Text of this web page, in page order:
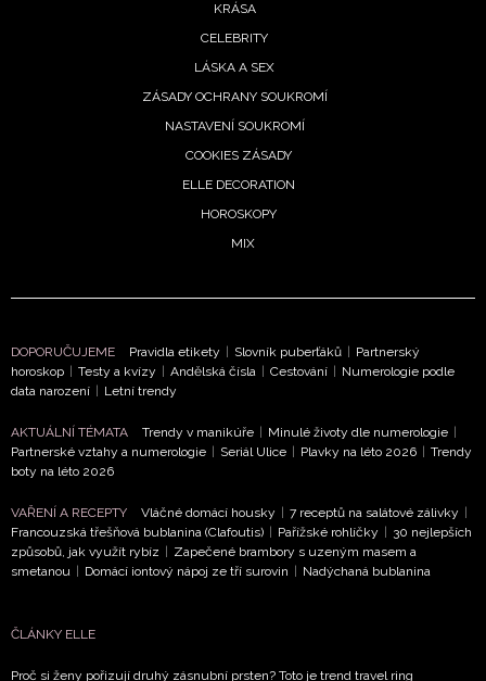
NEWSLETTER
Přihlášením k newsletteru souhlasíte s Obchodními
podmínkami společnosti BurdaMedia Extra s.r.o.
vyhodnocení akce a zasílání novinek.
KRÁSA
CELEBRITY
LÁSKA A SEX
ZÁSADY OCHRANY SOUKROMÍ
NASTAVENÍ SOUKROMÍ
COOKIES ZÁSADY
ELLE DECORATION
HOROSKOPY
MIX
DOPORUČUJEME Pravidla etikety Slovník puberťáků
Partnerský
horoskop
Testy a kvízy Andělská čísla Cestování
Numerologie podle
data narození
Letní trendy
AKTUÁLNÍ TÉMATA Trendy v manikúře Minulé životy dle numerologie
Partnerské vztahy a numerologie
Seriál Ulice Plavky na léto 2026
Trendy
boty na léto 2026
VAŘENÍ A RECEPTY Vláčné domácí housky 7 receptů na salátové zálivky
Francouzská třešňová bublanina (Clafoutis)
Pařížské rohlíčky
30 nejlepších
způsobů, jak využít rybíz
Zapečené brambory s uzeným masem a
smetanou
Domácí iontový nápoj ze tří surovin Nadýchaná bublanina
ČLÁNKY ELLE
Proč si ženy pořizují druhý zásnubní prsten? Toto je trend travel ring